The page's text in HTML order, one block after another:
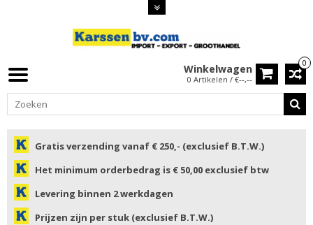
0
Winkelwagen
0 Artikelen / €--,--
Gratis verzending vanaf € 250,- (exclusief B.T.W.)
Het minimum orderbedrag is € 50,00 exclusief btw
Levering binnen 2 werkdagen
Prijzen zijn per stuk (exclusief B.T.W.)